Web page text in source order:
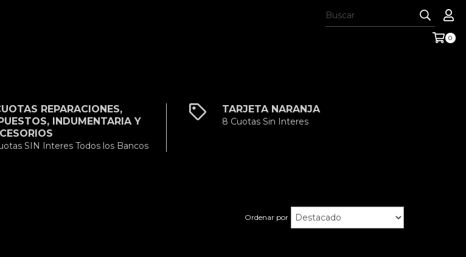
0
REPARACIONES,
INDUMENTARIA Y
SIN Interes Todos los Bancos
TARJETA NARANJA
8 Cuotas Sin Interes
Ordenar por